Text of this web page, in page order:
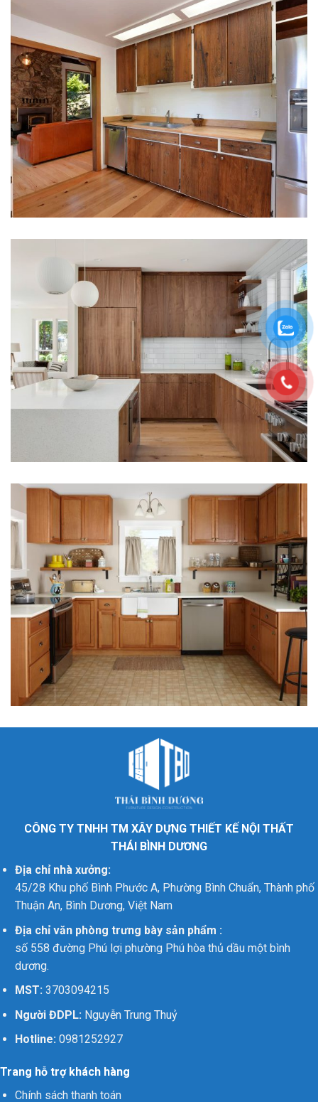
CÔNG TY TNHH TM XÂY DỰNG THIẾT KẾ NỘI THẤT
THÁI BÌNH DƯƠNG
Địa chỉ nhà xưởng:
45/28 Khu phố Bình Phước A, Phường Bình Chuẩn, Thành phố
Thuận An, Bình Dương, Việt Nam
Địa chỉ văn phòng trưng bày sản phẩm :
số 558 đường Phú lợi phường Phú hòa thủ dầu một bình
dương.
MST:3703094215
Người ĐDPL: Nguyễn Trung Thuỷ
Hotline:0981252927
Trang hỗ trợ khách hàng
Chính sách thanh toán